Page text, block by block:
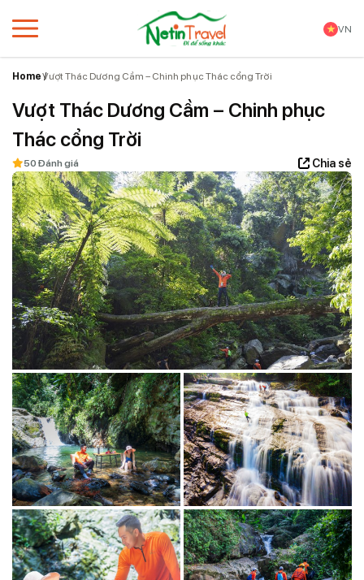
VN
HomeVượt Thác Dương Cầm – Chinh phục Thác cổng Trời
Vượt Thác Dương Cầm – Chinh phục
Thác cổng Trời
50 Đánh giá Chia sẻ